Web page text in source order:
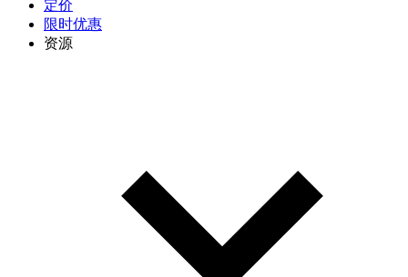
定价
限时优惠
资源